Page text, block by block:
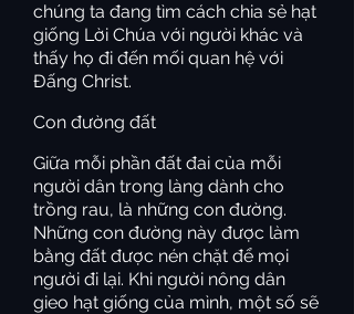
chúng ta đang tìm cách chia sẻ hạt
giống Lời Chúa với người khác và
thấy họ đi đến mối quan hệ với
Đấng Christ.
Con đường đất
Giữa mỗi phần đất đai của mỗi
người dân trong làng dành cho
trồng rau, là những con đường.
Những con đường này được làm
bằng đất được nén chặt để mọi
người đi lại. Khi người nông dân
gieo hạt giống của mình, một số sẽ